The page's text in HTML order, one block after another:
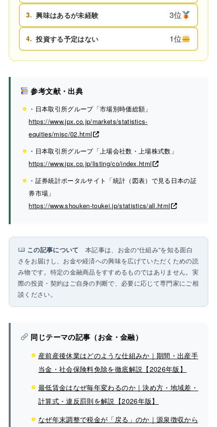
3. 興味はあるが未経験 3位
4. 投資する予定はない 1位
参考文献・出典
・日本取引所グループ「市場別時価総額」
https://www.jpx.co.jp/markets/statistics-
equities/misc/02.html
・日本取引所グループ「上場会社数・上場株式数」
https://www.jpx.co.jp/listing/co/index.html
・証券統計ポータルサイト「統計（図表）で見る日本の証
券市場」
https://www.shouken-toukei.jp/statistics/all.html
この記事について 本記事は、お金の“仕組み”を知る面白
さをお届けし、お金や経済への興味を広げていただくための読
み物です。特定の金融商品をすすめるものではありません。実
際の投資・契約はご自身の判断で、必要に応じて専門家にご相
談ください。
同じテーマの記事（お金・金融）
産前産後休業はどのような仕組みか｜期間・出産手
当金・社会保険料免除を徹底解説【2026年版】
最低賃金はなぜ毎年変わるのか｜決め方・地域差・
計算式・違反罰則を解説【2026年版】
なぜ年末調整で税金が「戻る」のか｜源泉徴収から